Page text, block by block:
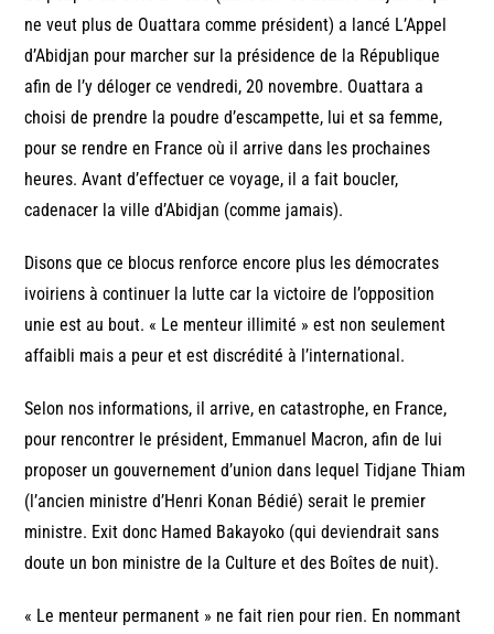
ne veut plus de Ouattara comme président) a lancé L’Appel
d’Abidjan pour marcher sur la présidence de la République
afin de l’y déloger ce vendredi, 20 novembre. Ouattara a
choisi de prendre la poudre d’escampette, lui et sa femme,
pour se rendre en France où il arrive dans les prochaines
heures. Avant d’effectuer ce voyage, il a fait boucler,
cadenacer la ville d’Abidjan (comme jamais).
Disons que ce blocus renforce encore plus les démocrates
ivoiriens à continuer la lutte car la victoire de l’opposition
unie est au bout. « Le menteur illimité » est non seulement
affaibli mais a peur et est discrédité à l’international.
Selon nos informations, il arrive, en catastrophe, en France,
pour rencontrer le président, Emmanuel Macron, afin de lui
proposer un gouvernement d’union dans lequel Tidjane Thiam
(l’ancien ministre d’Henri Konan Bédié) serait le premier
ministre. Exit donc Hamed Bakayoko (qui deviendrait sans
doute un bon ministre de la Culture et des Boîtes de nuit).
« Le menteur permanent » ne fait rien pour rien. En nommant